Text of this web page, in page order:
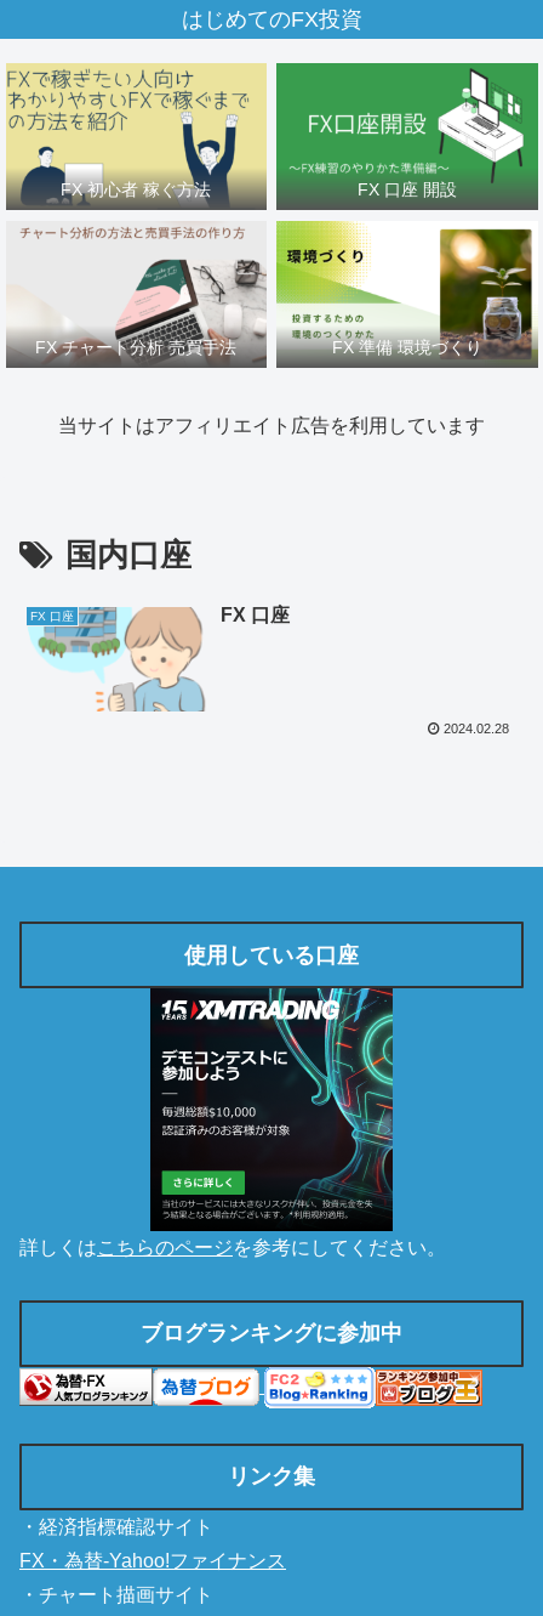
はじめてのFX投資
FX 初心者 稼ぐ方法 FX 口座 開設
FX チャート分析 売買手法 FX 準備 環境づくり
当サイトはアフィリエイト広告を利用しています
国内口座
FX 口座 FX 口座
2024.02.28
使用している口座
詳しくはこちらのページを参考にしてください。
ブログランキングに参加中
リンク集
・経済指標確認サイト
FX・為替-Yahoo!ファイナンス
・チャート描画サイト